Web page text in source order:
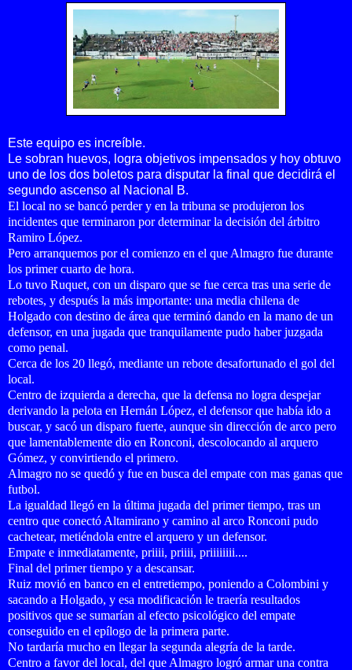
Este equipo es increíble.
Le sobran huevos, logra objetivos impensados y hoy obtuvo
uno de los dos boletos para disputar la final que decidirá el
segundo ascenso al Nacional B.
El local no se bancó perder y en la tribuna se produjeron los
incidentes que terminaron por determinar la decisión del árbitro
Ramiro López.
Pero arranquemos por el comienzo en el que Almagro fue durante
los primer cuarto de hora.
Lo tuvo Ruquet, con un disparo que se fue cerca tras una serie de
rebotes, y después la más importante: una media chilena de
Holgado con destino de área que terminó dando en la mano de un
defensor, en una jugada que tranquilamente pudo haber juzgada
como penal.
Cerca de los 20 llegó, mediante un rebote desafortunado el gol del
local.
Centro de izquierda a derecha, que la defensa no logra despejar
derivando la pelota en Hernán López, el defensor que había ido a
buscar, y sacó un disparo fuerte, aunque sin dirección de arco pero
que lamentablemente dio en Ronconi, descolocando al arquero
Gómez, y convirtiendo el primero.
Almagro no se quedó y fue en busca del empate con mas ganas que
futbol.
La igualdad llegó en la última jugada del primer tiempo, tras un
centro que conectó Altamirano y camino al arco Ronconi pudo
cachetear, metiéndola entre el arquero y un defensor.
Empate e inmediatamente, priiii, priiii, priiiiiiii....
Final del primer tiempo y a descansar.
Ruiz movió en banco en el entretiempo, poniendo a Colombini y
sacando a Holgado, y esa modificación le traería resultados
positivos que se sumarían al efecto psicológico del empate
conseguido en el epílogo de la primera parte.
No tardaría mucho en llegar la segunda alegría de la tarde.
Centro a favor del local, del que Almagro logró armar una contra